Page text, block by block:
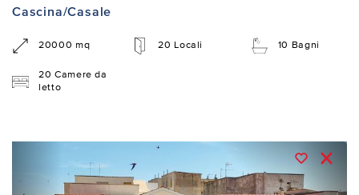
Cascina/Casale
20000 mq 20 Locali 10 Bagni
20 Camere da
letto